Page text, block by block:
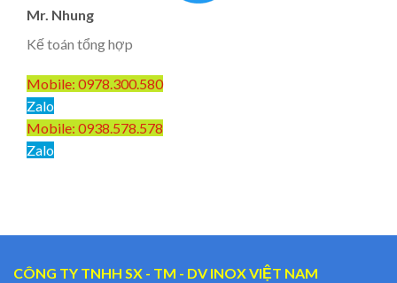
Mr. Nhung
Kế toán tổng hợp
Mobile: 0978.300.580
Zalo
Mobile: 0938.578.578
Zalo
CÔNG TY TNHH SX - TM - DV INOX VIỆT NAM